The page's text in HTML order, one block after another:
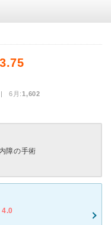
3.75
6月:1,602
障の手術
4.0